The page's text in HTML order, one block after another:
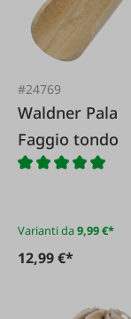
#24769
Waldner Pala
Faggio tondo
Varianti da9,99 €*
12,99 €*